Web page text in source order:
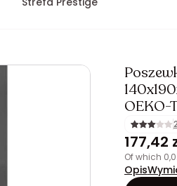
OEKO-
177,42
of which
Opis